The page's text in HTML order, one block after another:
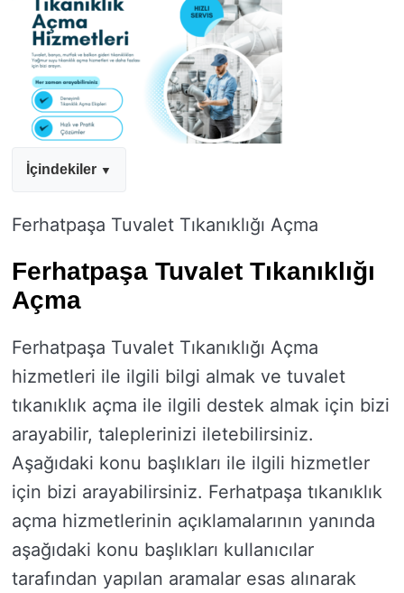
İçindekiler
Ferhatpaşa Tuvalet Tıkanıklığı Açma
Ferhatpaşa Tuvalet Tıkanıklığı
Açma
Ferhatpaşa Tuvalet Tıkanıklığı Açma
hizmetleri ile ilgili bilgi almak ve tuvalet
tıkanıklık açma ile ilgili destek almak için bizi
arayabilir, taleplerinizi iletebilirsiniz.
Aşağıdaki konu başlıkları ile ilgili hizmetler
için bizi arayabilirsiniz. Ferhatpaşa tıkanıklık
açma hizmetlerinin açıklamalarının yanında
aşağıdaki konu başlıkları kullanıcılar
tarafından yapılan aramalar esas alınarak